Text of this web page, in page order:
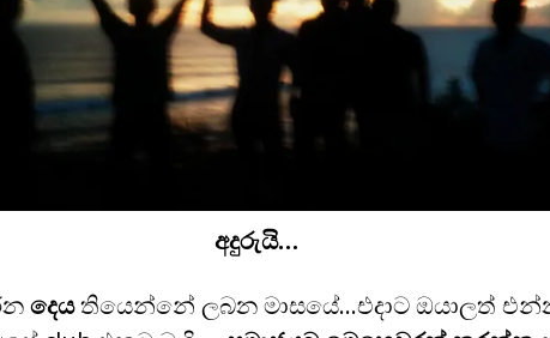
අදුරුයි…
දෙයතියෙන්නේ ලබන මාසයේ…එදාට ඔයාලත්